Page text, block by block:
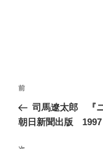
投
ナ
前
の
投
前
司馬遼太郎 『
朝日新聞出版 1997